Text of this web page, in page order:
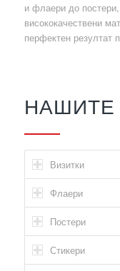
и флаери до
висококачествени
перфектен резултат
НАШИТЕ
Визитки
Флаери
Постери
Стикери